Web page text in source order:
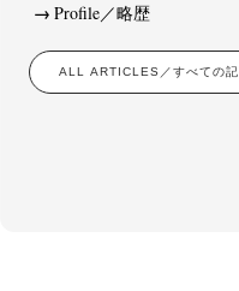
Profile／略歴
ALL ARTICLES／すべての